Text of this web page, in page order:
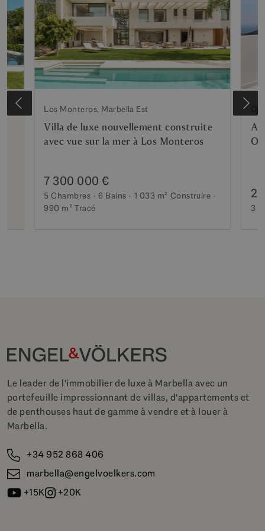
Los Monteros, Marbella Est
Villa de luxe nouvellement construite
avec vue sur la mer à Los Monteros
7 300 000 €
5 Chambres 6 Bains 1 033 m² Construire
990 m² Tracé
2
3
Le leader de l'immobilier de luxe à Marbella avec un
portefeuille impressionnant de villas, d'appartements et
de penthouses haut de gamme à vendre et à louer à
Marbella.
+34 952 868 406
marbella@engelvoelkers.com
+15K
+20K